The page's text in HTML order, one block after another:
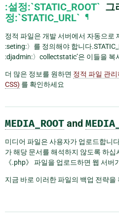
:설정:`STATIC_ROOT` 그
정:`STATIC_URL` ¶
정적 파일은 개발 서버에서 자동으로
:seting:〉를 정의해야 합니다
:djadmin:〉collectstatic’은 이들을 복
더 많은 정보를 원하면 정적 파일 관
CSS) 를 확인하세요
MEDIA_ROOT and
미디어 파일은 사용자가 업로드합니
가 해당 문서를 해석하지 않도록 하
《.php》 파일을 업로드하면 웹 서버
지금 바로 이러한 파일의 백업 전략을